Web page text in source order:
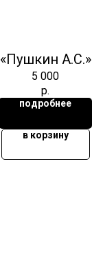
«Пушкин А.С.»
5 000
р.
подробнее
в корзину